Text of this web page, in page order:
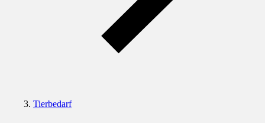
Tierbedarf